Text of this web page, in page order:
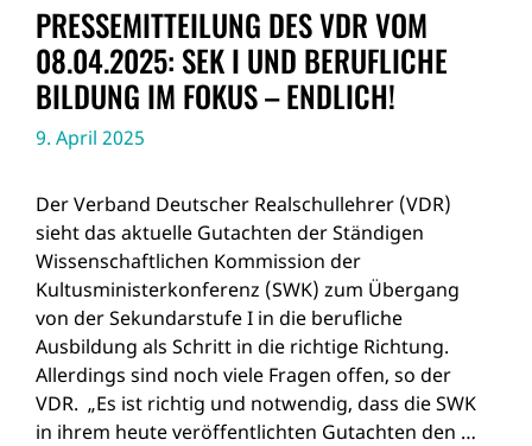
PRESSEMITTEILUNG DES VDR VOM
08.04.2025: SEK I UND BERUFLICHE
BILDUNG IM FOKUS – ENDLICH!
9. April 2025
Der Verband Deutscher Realschullehrer (VDR)
sieht das aktuelle Gutachten der Ständigen
Wissenschaftlichen Kommission der
Kultusministerkonferenz (SWK) zum Übergang
von der Sekundarstufe I in die berufliche
Ausbildung als Schritt in die richtige Richtung.
Allerdings sind noch viele Fragen offen, so der
VDR. „Es ist richtig und notwendig, dass die SWK
in ihrem heute veröffentlichten Gutachten den …